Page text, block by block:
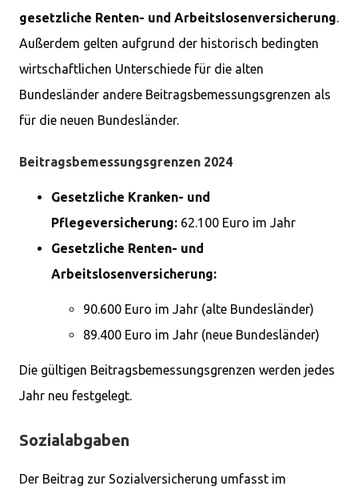
gesetzliche Renten- und Arbeitslosenversicherung.
Außerdem gelten aufgrund der historisch bedingten
wirtschaftlichen Unterschiede für die alten
Bundesländer andere Beitragsbemessungsgrenzen als
für die neuen Bundesländer.
Beitragsbemessungsgrenzen 2024
Gesetzliche Kranken- und
Pflegeversicherung: 62.100 Euro im Jahr
Gesetzliche Renten- und
Arbeitslosenversicherung:
90.600 Euro im Jahr (alte Bundesländer)
89.400 Euro im Jahr (neue Bundesländer)
Die gültigen Beitragsbemessungsgrenzen werden jedes
Jahr neu festgelegt.
Sozialabgaben
Der Beitrag zur Sozialversicherung umfasst im